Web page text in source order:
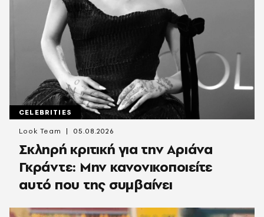
CELEBRITIES
Σκληρή κριτική για την Αριάνα
Γκράντε: Μην κανονικοποιείτε
αυτό που της συμβαίνει
Look Team 05.08.2026